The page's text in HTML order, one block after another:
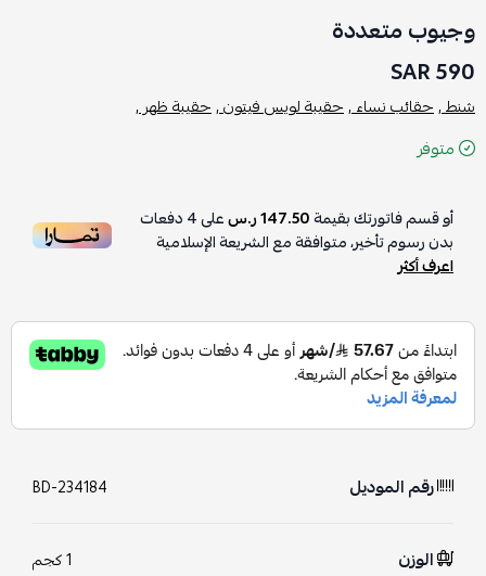
وجيوب متعددة
590 SAR
شنط ,حقائب نساء ,حقيبة لويس فيتون ,حقيبة ظهر ,
متوفر
أو قسم فاتورتك بقيمة147.50 ر.س على4دفعات
بدون رسوم تأخير، متوافقة مع الشريعة الإسلامية
اعرف أكثر
رقم الموديل BD-234184
الوزن 1 كجم